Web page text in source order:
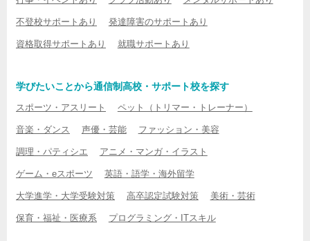
不登校サポートあり 発達障害のサポートあり
資格取得サポートあり 就職サポートあり
学びたいことから通信制高校・サポート校を探す
スポーツ・アスリート ペット（トリマー・トレーナー）
音楽・ダンス 声優・芸能 ファッション・美容
調理・パティシエ アニメ・マンガ・イラスト
ゲーム・eスポーツ 英語・語学・海外留学
大学進学・大学受験対策 高卒認定試験対策 美術・芸術
保育・福祉・医療系 プログラミング・ITスキル